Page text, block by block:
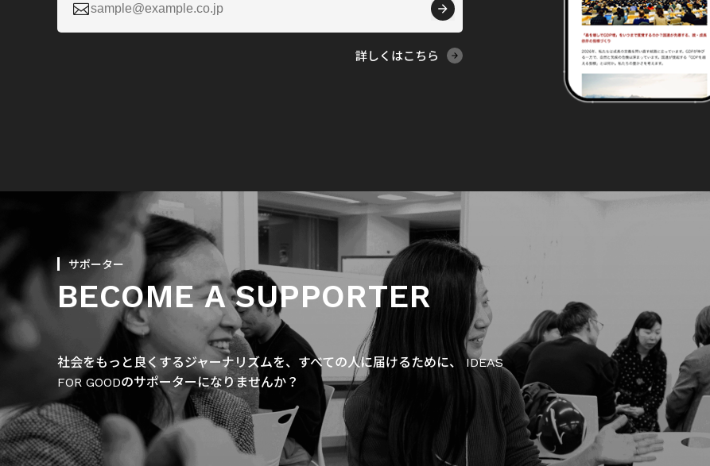

詳しくはこちら
サポーター
BECOME A SUPPORTER
社会をもっと良くするジャーナリズムを、すべての人に届けるために、 IDEAS
FOR GOODのサポーターになりませんか？